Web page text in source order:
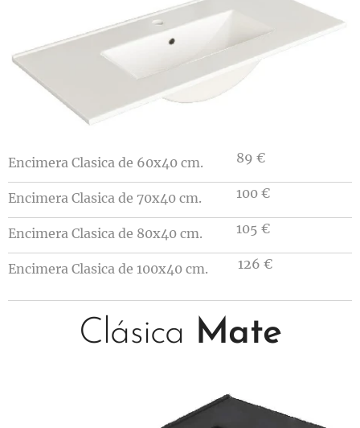
Encimera Clasica de 60x40 cm. 89 €
Encimera Clasica de 70x40 cm. 100 €
Encimera Clasica de 80x40 cm. 105 €
Encimera Clasica de 100x40 cm. 126 €
Clásica Mate